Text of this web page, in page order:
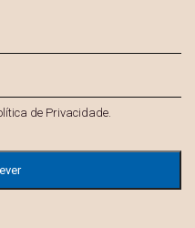
de Privacidade.